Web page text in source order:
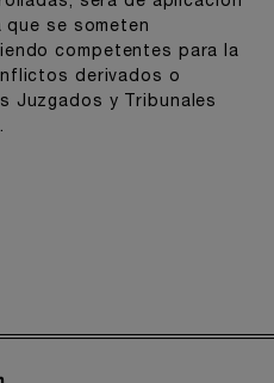
que se someten
competentes para la
derivados o
Juzgados y Tribunales